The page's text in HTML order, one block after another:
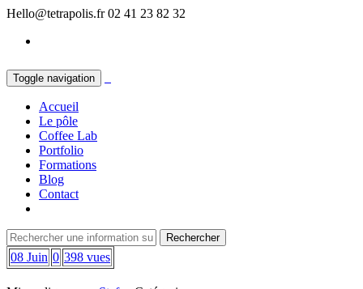
Hello@tetrapolis.fr 02 41 23 82 32
Toggle navigation
Accueil
Le pôle
Coffee Lab
Portfolio
Formations
Blog
Contact
08 Juin 0 398 vues